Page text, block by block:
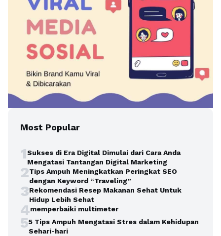
Most Popular
1Sukses di Era Digital Dimulai dari Cara Anda
Mengatasi Tantangan Digital Marketing
2Tips Ampuh Meningkatkan Peringkat SEO
dengan Keyword “Traveling”
3Rekomendasi Resep Makanan Sehat Untuk
Hidup Lebih Sehat
4memperbaiki multimeter
55 Tips Ampuh Mengatasi Stres dalam Kehidupan
Sehari-hari